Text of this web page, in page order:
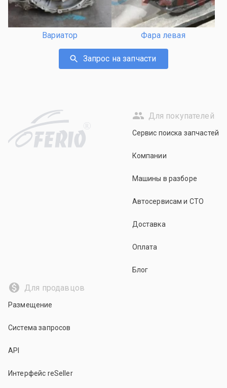
Вариатор Фара левая
Запрос на запчасти
R
Для покупателей
Сервис поиска запчастей
Компании
Машины в разборе
Автосервисам и СТО
Доставка
Оплата
Блог
Для продавцов
Размещение
Система запросов
API
Интерфейс reSeller